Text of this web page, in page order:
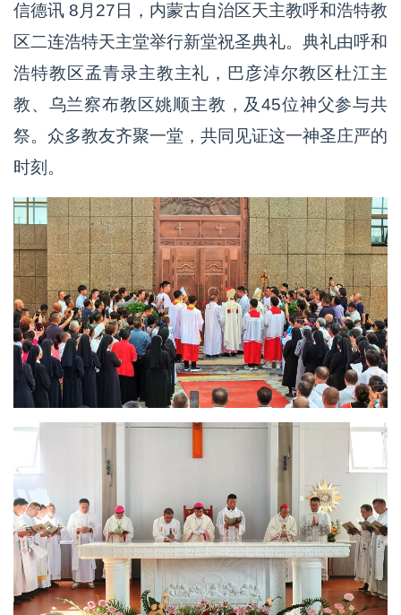
信德讯 8月27日，内蒙古自治区天主教呼和浩特教
区二连浩特天主堂举行新堂祝圣典礼。典礼由呼和
浩特教区孟青录主教主礼，巴彦淖尔教区杜江主
教、乌兰察布教区姚顺主教，及45位神父参与共
祭。众多教友齐聚一堂，共同见证这一神圣庄严的
时刻。